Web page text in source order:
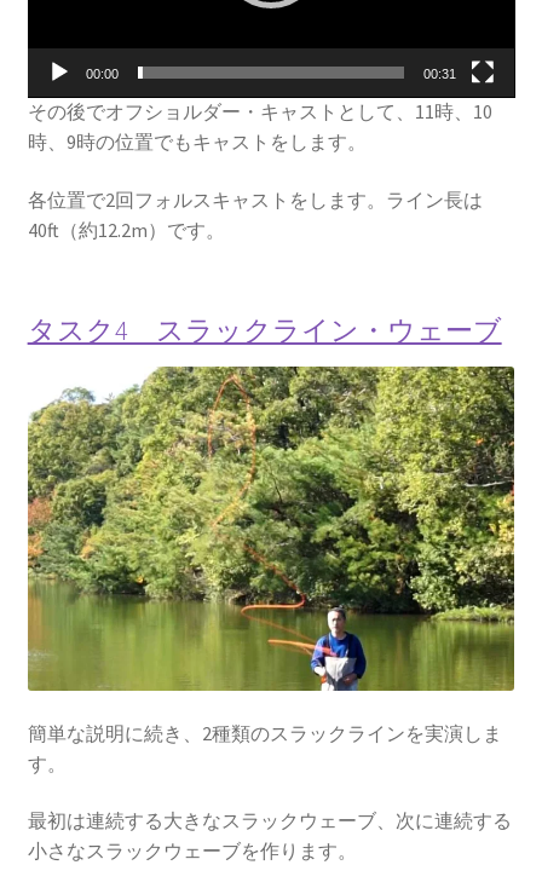
00:00 00:31
その後でオフショルダー・キャストとして、11時、10
時、9時の位置でもキャストをします。
各位置で2回フォルスキャストをします。ライン長は
40ft（約12.2m）です。
タスク4 スラックライン・ウェーブ
簡単な説明に続き、2種類のスラックラインを実演しま
す。
最初は連続する大きなスラックウェーブ、次に連続する
小さなスラックウェーブを作ります。